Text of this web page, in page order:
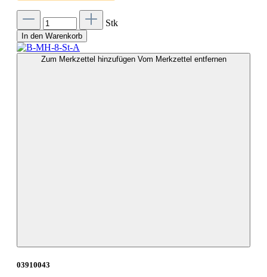
Stk
In den Warenkorb
Zum Merkzettel hinzufügen Vom Merkzettel entfernen
03910043